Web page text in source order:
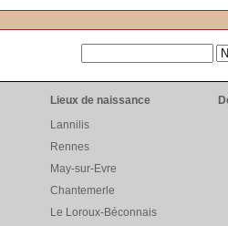
Lieux de naissance
Lannilis
Rennes
May-sur-Evre
Chantemerle
Le Loroux-Béconnais